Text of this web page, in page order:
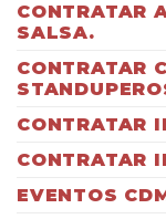
CONTRATAR
SALSA.
CONTRATAR
CONTRATAR
CONTRATAR
EVENTOS